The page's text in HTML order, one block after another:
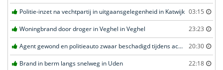
Politie-inzet na vechtpartij in uitgaansgelegenheid in Katwijk 03:15
Woningbrand door droger in Veghel in Veghel 23:23
Agent gewond en politieauto zwaar beschadigd tijdens achtervolging in Uden 20:30
Brand in berm langs snelweg in Uden 22:18